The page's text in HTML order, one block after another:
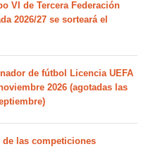
VI de Tercera Federación
2026/27 se sorteará el
de fútbol Licencia UEFA
2026 (agotadas las
de las competiciones